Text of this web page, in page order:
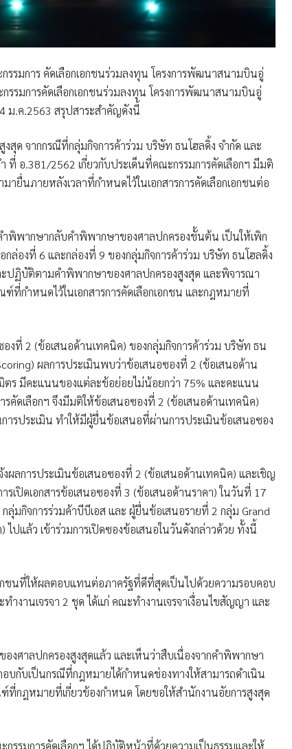
รรมการ คัดเลือกเอกชนร่วมลงทุน โครงการพัฒนาสนามบินอู่
รรมการคัดเลือกเอกชนร่วมลงทุน โครงการพัฒนาสนามบินอู่
ม.ค.2563 สรุปสาระสำคัญดังนี้
สุด จากกรณีที่กลุ่มกิจการค้าร่วม บริษัท ธนโฮลดิ้ง จำกัด และ
อ.381/2562 เกี่ยวกับประเด็นที่คณะกรรมการคัดเลือกฯ มีมติ
นภายหลังเวลาที่กำหนดไว้ในเอกสารการคัดเลือกเอกชนต่อ
พิพากษากลับคำพิพากษาของศาลปกครองชั้นต้น เป็นให้เพิก
ล่องที่ 6 และกล่องที่ 9 ของกลุ่มกิจการค้าร่วม บริษัท ธนโฮลดิ้ง
ปฏิบัติตามคำพิพากษาของศาลปกครองสูงสุด และพิจารณา
ที่กำหนดไว้ในเอกสารการคัดเลือกเอกชน และกฎหมายที่
งที่ 2 (ข้อเสนอด้านเทคนิค) ของกลุ่มกิจการค้าร่วม บริษัท ธน
ผลการประเมินพบว่าข้อเสนอซองที่ 2 (ข้อเสนอด้าน
ตร มีคะแนนของแต่ละข้อย่อยไม่น้อยกว่า 75% และคะแนน
ดเลือกฯ จึงมีมติให้ข้อเสนอซองที่ 2 (ข้อเสนอด้านเทคนิค)
รประเมิน ทำให้มีผู้ยื่นข้อเสนอที่ผ่านการประเมินข้อเสนอซอง
ลการประเมินข้อเสนอซองที่ 2 (ข้อเสนอด้านเทคนิค) และเชิญ
เปิดเอกสารข้อเสนอซองที่ 3 (ข้อเสนอด้านราคา) ในวันที่ 17
มกิจการร่วมค้าบีบีเอส และ ผู้ยื่นข้อเสนอรายที่ 2 กลุ่ม Grand
ปแล้ว เข้าร่วมการเปิดซองข้อเสนอในวันดังกล่าวด้วย ทั้งนี้
กชนที่ให้ผลตอบแทนต่อภาครัฐที่ดีที่สุดเป็นไปด้วยความรอบคอบ
ำงานเจรจา 2 ชุด ได้แก่ คณะทำงานเจรจาเงื่อนไขสัญญา และ
งศาลปกครองสูงสุดแล้ว และเห็นว่าสืบเนื่องจากคำพิพากษา
บกับเป็นกรณีที่กฎหมายได้กำหนดช่องทางให้สามารถดำเนิน
ที่กฎหมายที่เกี่ยวข้องกำหนด โดยขอให้สำนักงานอัยการสูงสุด
รรมการคัดเลือกฯ ได้ปฏิบัติหน้าที่ด้วยความเป็นธรรมและให้